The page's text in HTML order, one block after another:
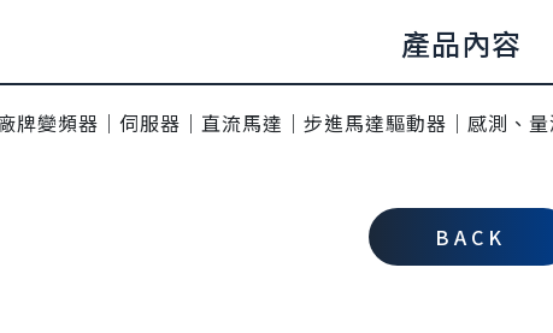
產品內容
牌變頻器｜伺服器｜直流馬達｜步進馬達驅動器｜感測、
BACK